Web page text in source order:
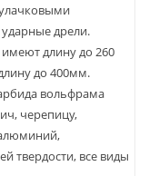
дрели.
длину до 260
до 400мм.
вольфрама
черепицу,
твердости, все виды